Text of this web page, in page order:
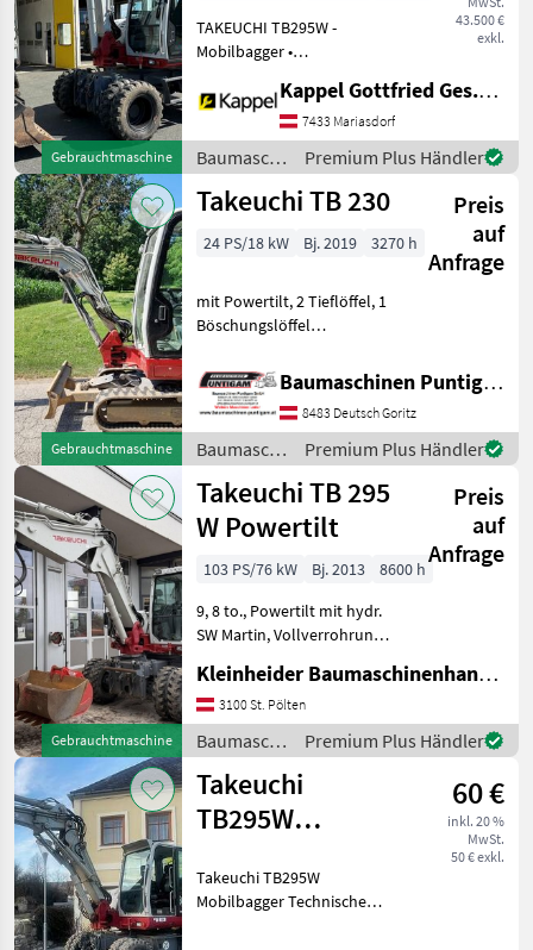
MARKTPLATZ
Marktplatz Händlerangebote Kleinanzeigen
Gebrauchtmaschine
43.500 €
exkl.
TAKEUCHI TB295W -
Mobilbagger •
Baujahr: 2014 •
Betriebsstunden: 9.400 h •
Powertilt • Achsabstützung
• Verstellausleger •
Klimaanlage Bau
Kappel Gottfried Ges.m.b.H.
7433 Mariasdorf
Baumaschinen
/ Takeuchi
Premium Plus Händler
Gebrauchtmaschine
Takeuchi TB 230
Preis
auf
Anfrage
24 PS/18 kW Bj. 2019 3270 h
mit Powertilt, 2 Tieflöffel, 1
Böschungslöffel
Baumaschinen Puntigam
GmbH Unser Spezialgebiet:
Ankauf - Verkauf -
Vermietung von
Baumaschine
Baumaschinen Puntigam GmbH
8483 Deutsch Goritz
Baumaschinen
/ Takeuchi
Premium Plus Händler
Gebrauchtmaschine
Takeuchi TB 295
W Powertilt
Preis
auf
Anfrage
103 PS/76 kW Bj. 2013
8600 h
9, 8 to., Powertilt mit hydr.
SW Martin, Vollverrohrung,
Injektoren neu in 6.2025, 3
Löffel Baumaschinen
Mobilbagger
Kleinheider Baumaschinenhandel GmbH.
3100 St. Pölten
Baumaschinen
/ Takeuchi
Premium Plus Händler
Takeuchi
TB295W
60 €
inkl. 20 %
MwSt.
50 € exkl.
Takeuchi TB295W
Mobilbagger Technische